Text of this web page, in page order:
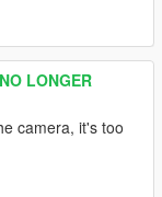
LONGER
camera, it's too